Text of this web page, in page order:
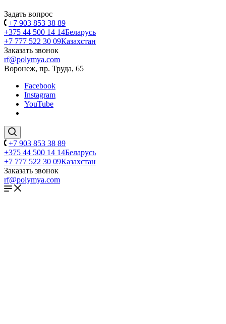
Задать вопрос
+7 903 853 38 89
+375 44 500 14 14Беларусь
+7 777 522 30 09Казахстан
Заказать звонок
rf@polymya.com
Воронеж, пр. Труда, 65
Facebook
Instagram
YouTube
+7 903 853 38 89
+375 44 500 14 14Беларусь
+7 777 522 30 09Казахстан
Заказать звонок
rf@polymya.com